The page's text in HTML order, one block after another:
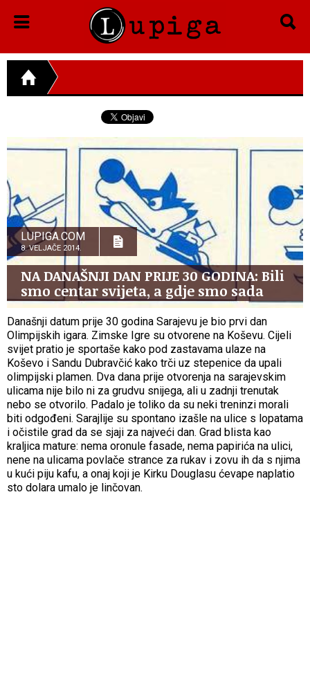
LUPIGA.COM
8. VELJAČE 2014.
NA DANAŠNJI DAN PRIJE 30 GODINA: Bili
smo centar svijeta, a gdje smo sada
Današnji datum prije 30 godina Sarajevu je bio prvi dan
Olimpijskih igara. Zimske Igre su otvorene na Koševu. Cijeli
svijet pratio je sportaše kako pod zastavama ulaze na
Koševo i Sandu Dubravčić kako trči uz stepenice da upali
olimpijski plamen. Dva dana prije otvorenja na sarajevskim
ulicama nije bilo ni za grudvu snijega, ali u zadnji trenutak
nebo se otvorilo. Padalo je toliko da su neki treninzi morali
biti odgođeni. Sarajlije su spontano izašle na ulice s lopatama
i očistile grad da se sjaji za najveći dan. Grad blista kao
kraljica mature: nema oronule fasade, nema papirića na ulici,
nene na ulicama povlače strance za rukav i zovu ih da s njima
u kući piju kafu, a onaj koji je Kirku Douglasu ćevape naplatio
sto dolara umalo je linčovan.